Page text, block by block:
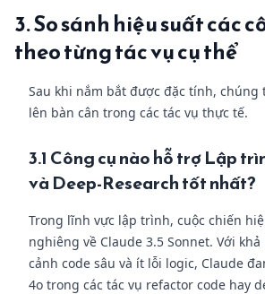
3. So sánh hiệu suất các
theo từng tác vụ cụ thể
Sau khi nắm bắt được đặc tính, chúng
lên bàn cân trong các tác vụ thực tế.
3.1 Công cụ nào hỗ trợ Lập
và Deep-Research tốt nhất?
Trong lĩnh vực lập trình, cuộc chiến
nghiêng về Claude 3.5 Sonnet. Với
cảnh code sâu và ít lỗi logic, Claude
4o trong các tác vụ refactor code hay